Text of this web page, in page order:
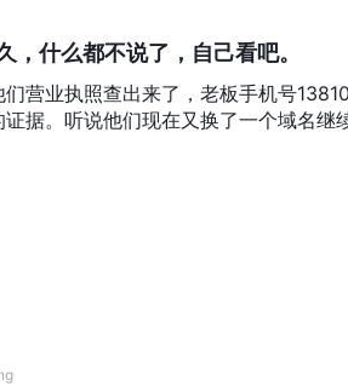
，什么都不说了，自己看吧。
营业执照查出来了，老板手机号
据。听说他们现在又换了一个域名继